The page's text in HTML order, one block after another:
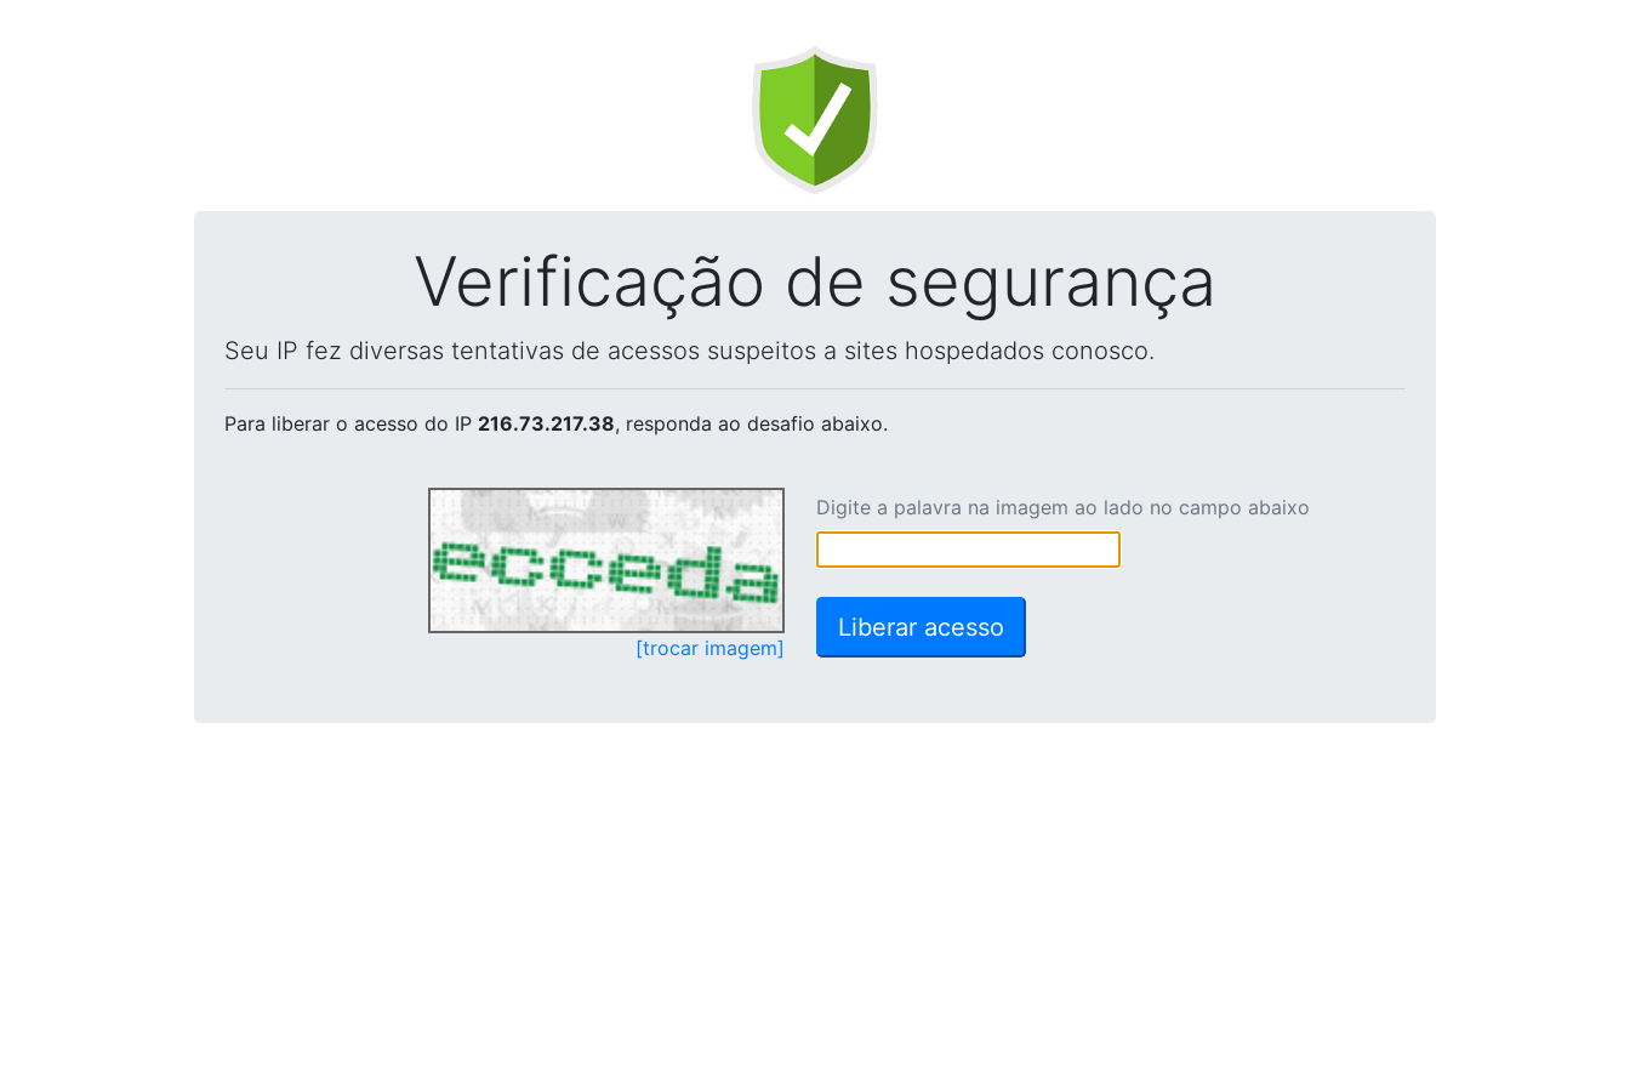
Verificação de segurança
Seu IP fez diversas tentativas de acessos suspeitos a sites hospedados conosco.
Para liberar o acesso do IP 216.73.217.38, responda ao desafio abaixo.
[trocar imagem]
Digite a palavra na imagem ao lado no campo abaixo